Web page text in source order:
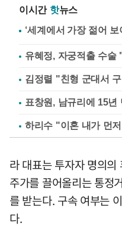
이시간 핫뉴스
유혜정, 자궁적출 수
김정렬 "친형 군대서
표창원, 남규리에 15
하리수 "이혼 내가 먼
라 대표는 투자자 명의의
주가를 끌어올리는 통정
를 받는다. 구속 여부는
다.